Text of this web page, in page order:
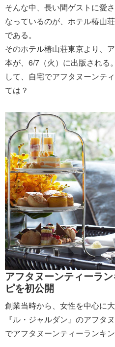
そんな中、長い間ゲストに愛
なっているのが、ホテル椿山
である。
そのホテル椿山荘東京より、
本が、6/7（火）に出版される
して、自宅でアフタヌーンテ
ては？
アフタヌーンティーラ
ピを初公開
創業当時から、女性を中心に
『ル・ジャルダン』のアフタ
でアフタヌーンティーランキ